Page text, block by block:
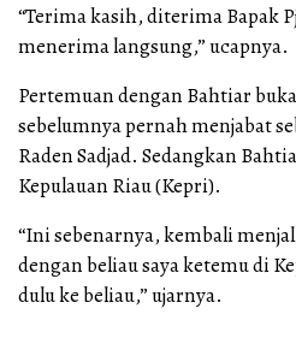
“Terima kasih, diterima Bapak
menerima langsung,” ucapnya.
Pertemuan dengan Bahtiar
sebelumnya pernah menjabat
Raden Sadjad. Sedangkan
Kepulauan Riau (Kepri).
“Ini sebenarnya, kembali
dengan beliau saya ketemu di
dulu ke beliau,” ujarnya.